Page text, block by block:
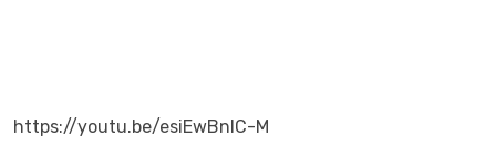
https://youtu.be/esiEwBnIC-M